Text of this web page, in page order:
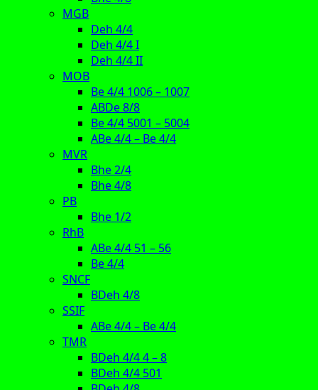
MGB
Deh 4/4
Deh 4/4 I
Deh 4/4 II
MOB
Be 4/4 1006 – 1007
ABDe 8/8
Be 4/4 5001 – 5004
ABe 4/4 – Be 4/4
MVR
Bhe 2/4
Bhe 4/8
PB
Bhe 1/2
RhB
ABe 4/4 51 – 56
Be 4/4
SNCF
BDeh 4/8
SSIF
ABe 4/4 – Be 4/4
TMR
BDeh 4/4 4 – 8
BDeh 4/4 501